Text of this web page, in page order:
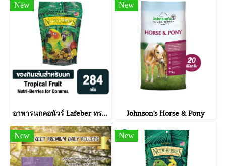
New
อาหารนกคอนัวร์ Lafeber ทรอพพิคอล ฟรุต นิวทริ-เบอร์รี่ ฟอร์ คอนัวร์ Tropical Fruit Nutri-Berries for Conures
New
Johnson’s Horse & Pony
New New